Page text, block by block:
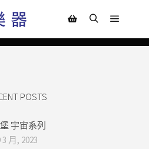
POSTS
宇宙系列
3 月, 2023